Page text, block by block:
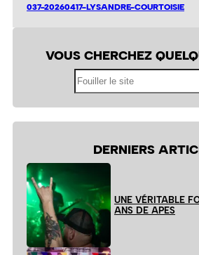
037-20260417-LYSANDRE-COURTOISIE
VOUS CHERCHEZ
DERNIERS
UNE VÉRITABLE
ANS DE APES